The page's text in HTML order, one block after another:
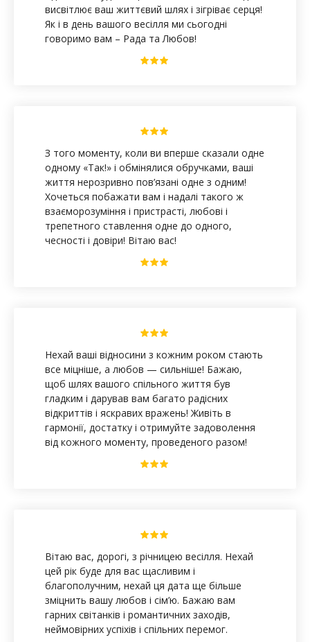
висвітлює ваш життєвий шлях і зігріває серця!
Як і в день вашого весілля ми сьогодні
говоримо вам – Рада та Любов!
З того моменту, коли ви вперше сказали одне
одному «Так!» і обмінялися обручками, ваші
життя нерозривно пов’язані одне з одним!
Хочеться побажати вам і надалі такого ж
взаєморозуміння і пристрасті, любові і
трепетного ставлення одне до одного,
чесності і довіри! Вітаю вас!
Нехай ваші відносини з кожним роком стають
все міцніше, а любов — сильніше! Бажаю,
щоб шлях вашого спільного життя був
гладким і дарував вам багато радісних
відкриттів і яскравих вражень! Живіть в
гармонії, достатку і отримуйте задоволення
від кожного моменту, проведеного разом!
Вітаю вас, дорогі, з річницею весілля. Нехай
цей рік буде для вас щасливим і
благополучним, нехай ця дата ще більше
зміцнить вашу любов і сім’ю. Бажаю вам
гарних світанків і романтичних заходів,
неймовірних успіхів і спільних перемог.